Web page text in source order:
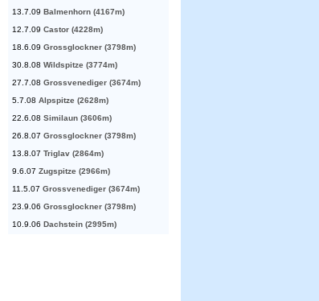
13.7.09 Balmenhorn (4167m)
12.7.09 Castor (4228m)
18.6.09 Grossglockner (3798m)
30.8.08 Wildspitze (3774m)
27.7.08 Grossvenediger (3674m)
5.7.08 Alpspitze (2628m)
22.6.08 Similaun (3606m)
26.8.07 Grossglockner (3798m)
13.8.07 Triglav (2864m)
9.6.07 Zugspitze (2966m)
11.5.07 Grossvenediger (3674m)
23.9.06 Grossglockner (3798m)
10.9.06 Dachstein (2995m)